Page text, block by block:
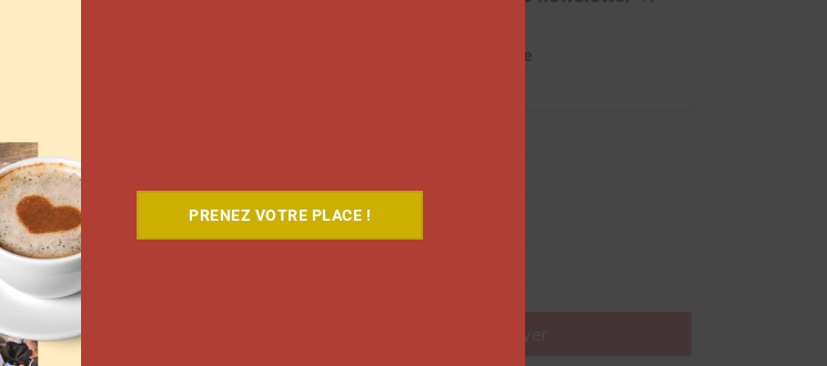
Savoir ce qu’on
en magasin. Ça
des carottes pour une
Adresse de messagerie
PRENEZ VOTRE PLACE !